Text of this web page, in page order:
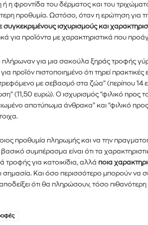
ή η φροντίδα του δέρματος και του
προθυμία. Ωστόσο, όταν η ερώτηση για
ισχυρισμούς και
για προϊόντα με χαρακτηριστικά που
για μια σακούλα ξηράς τροφής
προϊόν πιστοποιημένο ότι τηρεί
με σεβασμό στα ζώα” (περίπου 14
(11,50 ευρώ). Ο ισχυρισμός “φιλικό προς
αποτύπωμα άνθρακα” και “φιλικό
προθυμία πληρωμής και να την
συμπέρασμα είναι ότι τα
τροφής για κατοικίδια, αλλά ποια
σημασία. Και όσο περισσότερο μπορούν να
ότι θα πληρώσουν, τόσο πιθανότερη